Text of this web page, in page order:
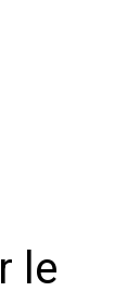
le